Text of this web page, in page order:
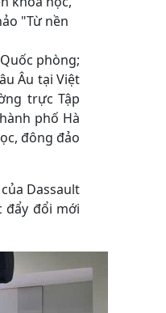
"Từ nền
phòng;
Âu tại Việt
trực Tập
phố Hà
đông đảo
Dassault
đẩy đổi mới